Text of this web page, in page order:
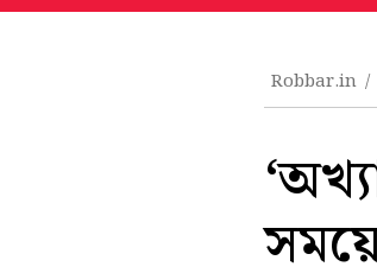
Robbar.in